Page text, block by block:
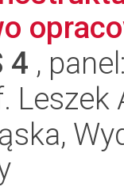
4 ,
Leszek